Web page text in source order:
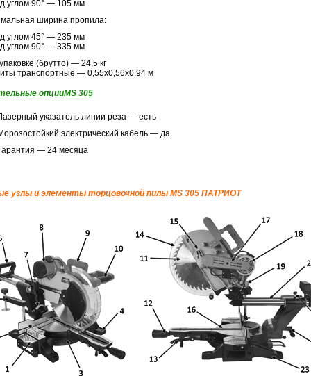
углом 90° — 105 мм
ширина пропила:
углом 45° — 235 мм
углом 90° — 335 мм
(брутто) — 24,5 кг
транспортные — 0,55х0,56х0,94 м
опцииMS 305
указатель линии реза — есть
электрический кабель — да
— 24 месяца
узлы и элементы торцовочной пилы MS 305 ПАТРИОТ
ВСН1-
550А
Насос Гидроагрегат ВСН1-
Насос